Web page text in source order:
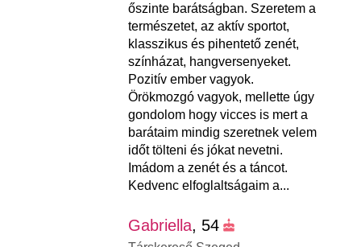
őszinte barátságban. Szeretem a
természetet, az aktív sportot,
klasszikus és pihentető zenét,
színházat, hangversenyeket.
Pozitív ember vagyok.
Örökmozgó vagyok, mellette úgy
gondolom hogy vicces is mert a
barátaim mindig szeretnek velem
időt tölteni és jókat nevetni.
Imádom a zenét és a táncot.
Kedvenc elfoglaltságaim a...
Gabriella, 54